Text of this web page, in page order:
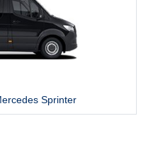
Sprinter